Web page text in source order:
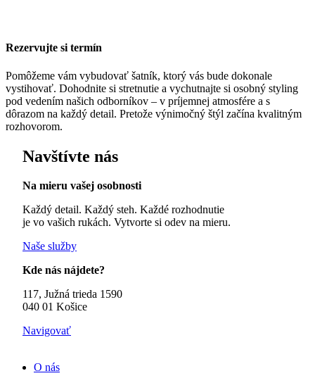
Rezervujte si termín
Pomôžeme vám vybudovať šatník, ktorý vás bude dokonale
vystihovať. Dohodnite si stretnutie a vychutnajte si osobný styling
pod vedením našich odborníkov – v príjemnej atmosfére a s
dôrazom na každý detail. Pretože výnimočný štýl začína kvalitným
rozhovorom.
Navštívte nás
Na mieru vašej osobnosti
Každý detail. Každý steh. Každé rozhodnutie
je vo vašich rukách. Vytvorte si odev na mieru.
Naše služby
Kde nás nájdete?
117, Južná trieda 1590
040 01 Košice
Navigovať
O nás